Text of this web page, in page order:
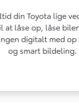
din Toyota lige
at låse op, låse
digitalt med
og smart bildeling.